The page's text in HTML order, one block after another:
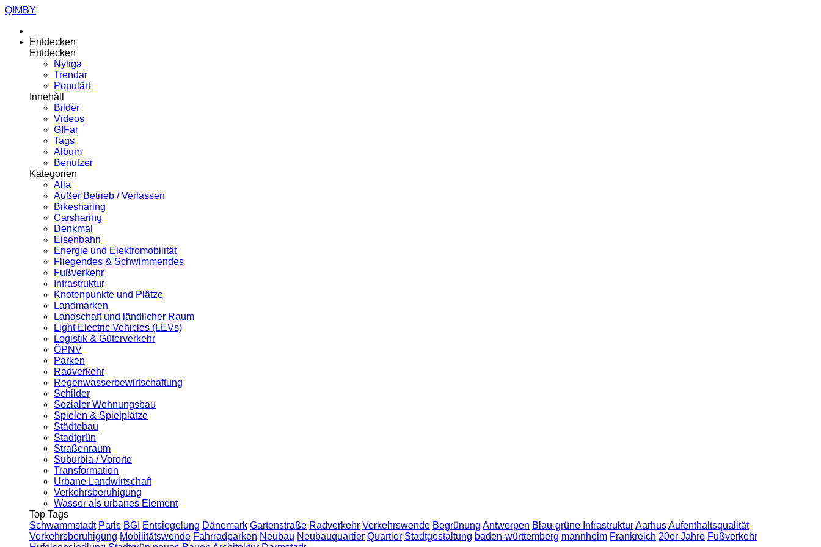
QIMBY
Entdecken
Entdecken
Nyliga
Trendar
Populärt
Innehåll
Bilder
Videos
GIFar
Tags
Album
Benutzer
Kategorien
Alla
Außer Betrieb / Verlassen
Bikesharing
Carsharing
Denkmal
Eisenbahn
Energie und Elektromobilität
Fliegendes & Schwimmendes
Fußverkehr
Infrastruktur
Knotenpunkte und Plätze
Landmarken
Landschaft und ländlicher Raum
Light Electric Vehicles (LEVs)
Logistik & Güterverkehr
ÖPNV
Parken
Radverkehr
Regenwasserbewirtschaftung
Schilder
Sozialer Wohnungsbau
Spielen & Spielplätze
Städtebau
Stadtgrün
Straßenraum
Suburbia / Vororte
Transformation
Urbane Landwirtschaft
Verkehrsberuhigung
Wasser als urbanes Element
Top Tags
Schwammstadt Paris BGI Entsiegelung Dänemark Gartenstraße Radverkehr Verkehrswende Begrünung Antwerpen Blau-grüne InfrastrukturAarhusAufenthaltsqualität
Verkehrsberuhigung Mobilitätswende Fahrradparken Neubau Neubauquartier Quartier Stadtgestaltung baden-württemberg mannheim Frankreich 20er Jahre Fußverkehr